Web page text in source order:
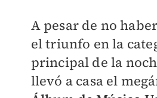
A pesar de no
el triunfo en la
principal de la
llevó a casa el